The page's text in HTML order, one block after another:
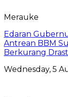
Merauke
Edaran
Antrean BBM
Berkurang
Wednesday, 5